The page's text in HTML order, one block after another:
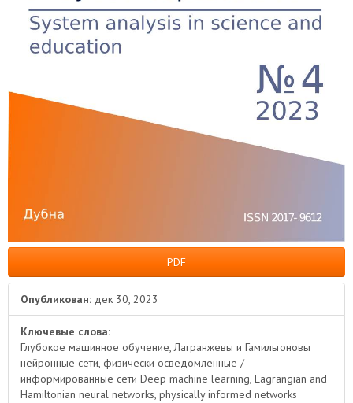
PDF
Опубликован: дек 30, 2023
Ключевые слова:
Глубокое машинное обучение, Лагранжевы и Гамильтоновы
нейронные сети, физически осведомленные /
информированные сети Deep machine learning, Lagrangian and
Hamiltonian neural networks, physically informed networks